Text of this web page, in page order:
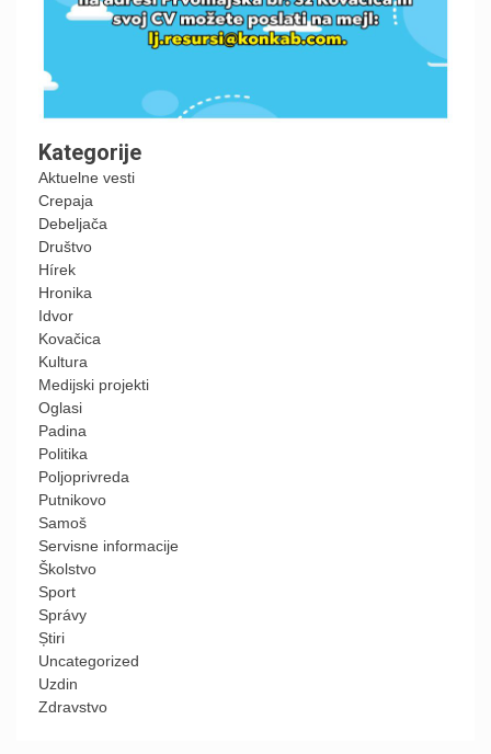
Kategorije
Aktuelne vesti
Crepaja
Debeljača
Društvo
Hírek
Hronika
Idvor
Kovačica
Kultura
Medijski projekti
Oglasi
Padina
Politika
Poljoprivreda
Putnikovo
Samoš
Servisne informacije
Školstvo
Sport
Správy
Știri
Uncategorized
Uzdin
Zdravstvo